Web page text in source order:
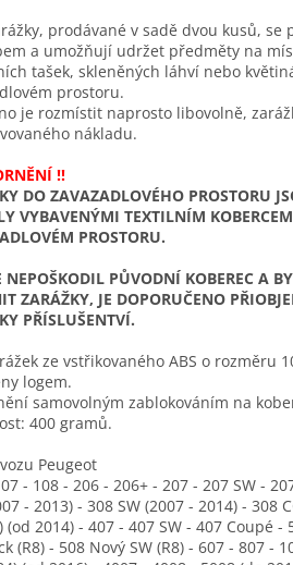
prodávané v sadě dvou kusů,
a umožňují udržet předměty na
tašek, skleněných láhví nebo
prostoru.
je rozmístit naprosto libovolně,
nákladu.
!!
DO ZAVAZADLOVÉHO PROSTORU
VYBAVENÝMI TEXTILNÍM
PROSTORU.
NEPOŠKODIL PŮVODNÍ KOBEREC A
ZARÁŽKY, JE DOPORUČENO
PŘÍSLUŠENTVÍ.
ze vstřikovaného ABS o rozměru
logem.
samovolným zablokováním na
400 gramů.
Peugeot
- 108 - 206 - 206+ - 207 - 207 SW -
- 2013) - 308 SW (2007 - 2014) - 308
(od 2014) - 407 - 407 SW - 407 Coupé -
(R8) - 508 Nový SW (R8) - 607 - 807 -